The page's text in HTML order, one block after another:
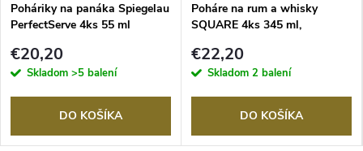
Poháriky na panáka Spiegelau
PerfectServe 4ks 55 ml
€20,20
Skladom >5 balení
DO KOŠÍKA
Poháre na rum a whisky
SQUARE 4ks 345 ml,
€22,20
Skladom 2 balení
DO KOŠÍKA